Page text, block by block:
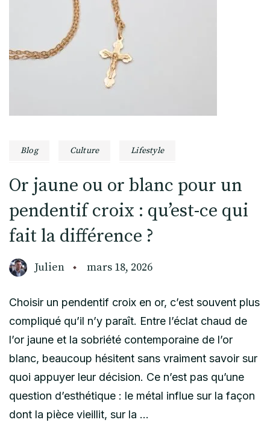
Blog Culture Lifestyle
Or jaune ou or blanc pour un
pendentif croix : qu’est-ce qui
fait la différence ?
Julien mars 18, 2026
Choisir un pendentif croix en or, c’est souvent plus
compliqué qu’il n’y paraît. Entre l’éclat chaud de
l’or jaune et la sobriété contemporaine de l’or
blanc, beaucoup hésitent sans vraiment savoir sur
quoi appuyer leur décision. Ce n’est pas qu’une
question d’esthétique : le métal influe sur la façon
dont la pièce vieillit, sur la …